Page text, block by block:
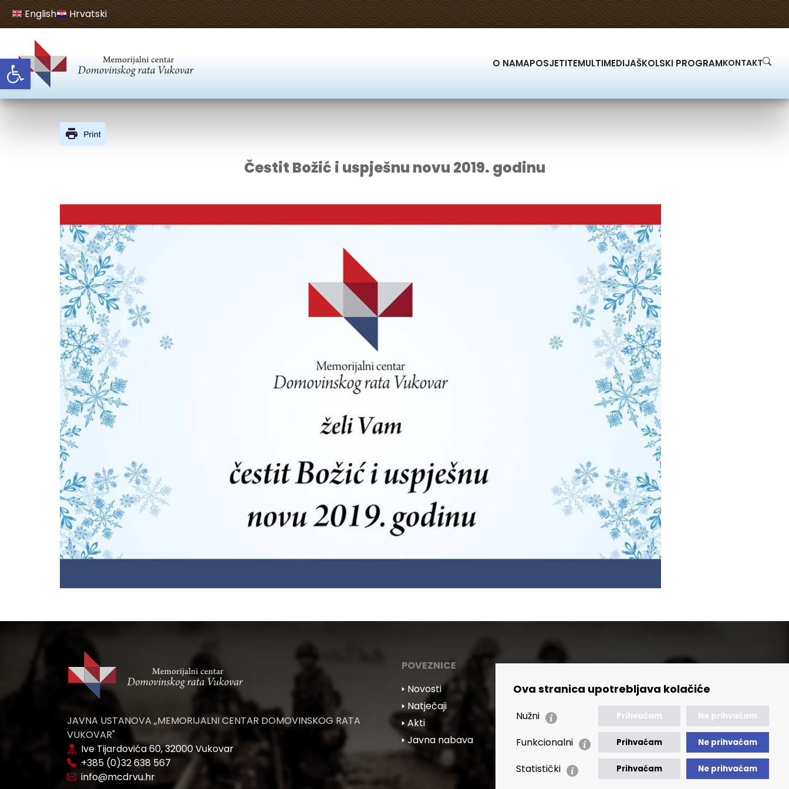
Open toolbar
Ova stranica upotrebljava kolačiće
Nužni Prihvaćam Ne prihvaćam
Funkcionalni Prihvaćam Ne prihvaćam
Statistički Prihvaćam Ne prihvaćam
English Hrvatski
O NAMAPOSJETITEMULTIMEDIJAŠKOLSKI PROGRAMKONTAKT
Čestit Božić i uspješnu novu 2019. godinu
JAVNA USTANOVA „MEMORIJALNI CENTAR DOMOVINSKOG RATA
VUKOVAR"
Ive Tijardovića 60, 32000 Vukovar
+385 (0)32 638 567
info@mcdrvu.hr
POVEZNICE
🢒 Novosti
🢒 Natječaji
🢒 Akti
🢒 Javna nabava
🢒 Izvještaji
🢒 Izjava o pristupačnosti